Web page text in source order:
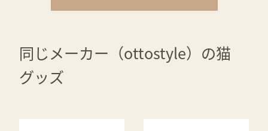
同じメーカー（ottostyle）の猫
グッズ